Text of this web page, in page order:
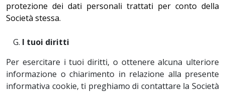
protezione dei dati personali trattati per conto della
Società stessa.
I tuoi diritti
Per esercitare i tuoi diritti, o ottenere alcuna ulteriore
informazione o chiarimento in relazione alla presente
informativa cookie, ti preghiamo di contattare la Società